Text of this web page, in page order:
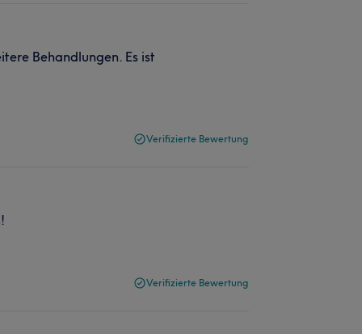
Behandlungen. Es ist
Verifizierte Bewertung
Verifizierte Bewertung